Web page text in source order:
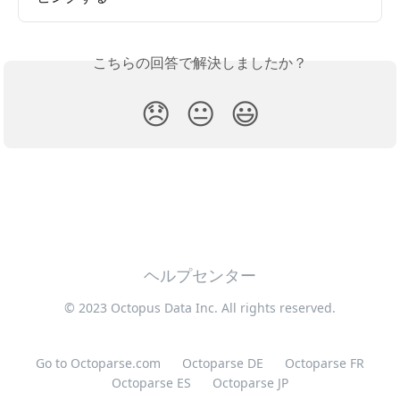
こちらの回答で解決しましたか？
😞 😐 😃
ヘルプセンター
© 2023 Octopus Data Inc. All rights reserved.
Go to Octoparse.com Octoparse DE
Octoparse FR
Octoparse ES
Octoparse JP